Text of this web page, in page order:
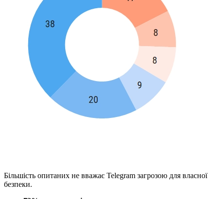
Більшість опитаних не вважає Telegram загрозою для власної
безпеки.